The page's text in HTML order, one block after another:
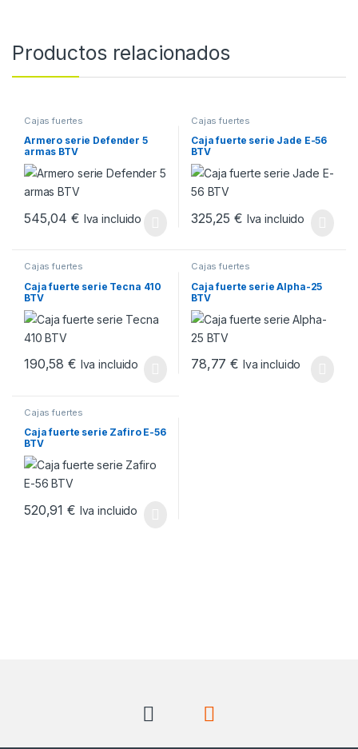
Productos relacionados
Cajas fuertes
Armero serie Defender 5
armas BTV
545,04€ Iva incluido
Cajas fuertes
Caja fuerte serie Jade E-56
BTV
325,25€ Iva incluido
Cajas fuertes
Caja fuerte serie Tecna 410
BTV
190,58€ Iva incluido
Cajas fuertes
Caja fuerte serie Alpha-25
BTV
78,77€ Iva incluido
Cajas fuertes
Caja fuerte serie Zafiro E-56
BTV
520,91€ Iva incluido